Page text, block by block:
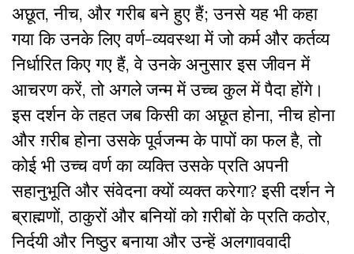
अछूत, नीच, और गरीब बने हुए हैं; उनसे यह भी कहा
गया कि उनके लिए वर्ण-व्यवस्था में जो कर्म और कर्तव्य
निर्धारित किए गए हैं, वे उनके अनुसार इस जीवन में
आचरण करें, तो अगले जन्म में उच्च कुल में पैदा होंगे।
इस दर्शन के तहत जब किसी का अछूत होना, नीच होना
और ग़रीब होना उसके पूर्वजन्म के पापों का फल है, तो
कोई भी उच्च वर्ण का व्यक्ति उसके प्रति अपनी
सहानुभूति और संवेदना क्यों व्यक्त करेगा? इसी दर्शन ने
ब्राह्मणों, ठाकुरों और बनियों को ग़रीबों के प्रति कठोर,
निर्दयी और निष्ठुर बनाया और उन्हें अलगाववादी